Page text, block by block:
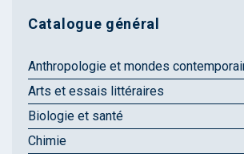
Catalogue général
Anthropologie et mondes
Arts et essais littéraires
Biologie et santé
Chimie